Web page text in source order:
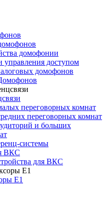
домофонии
управления доступом
домофонов
переговорных комнат
переговорных комнат
и больших
системы
ВКС
для ВКС
Е1